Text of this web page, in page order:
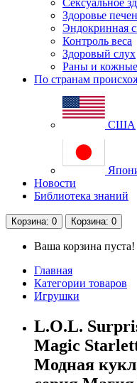
Сексуальное
Здоровье
Эндокринная
Контроль веса
Здоровый слух
Раны и
По странам
США
Новости
Библиотека знаний
Корзина: 0 Корзина: 0
Ваша корзина пуста!
Главная
Категории товаров
Игрушки
L.O.L.
Magic
Модная